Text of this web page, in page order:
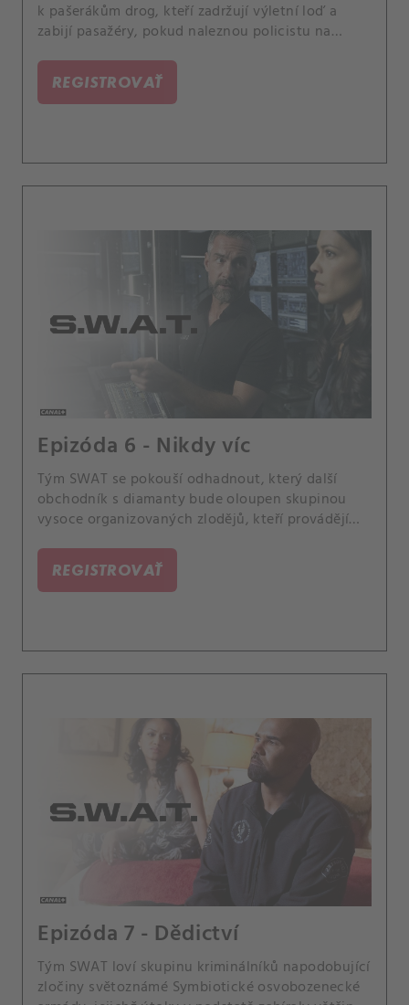
k pašerákům drog, kteří zadržují výletní loď a
zabijí pasažéry, pokud naleznou policistu na
akademii SWAT a zjistí, že rivalita je v ní mnohem
větší, než čekal, protože ze všech účastníků bude
REGISTROVAŤ
Epizóda 6 - Nikdy víc
Tým SWAT se pokouší odhadnout, který další
obchodník s diamanty bude oloupen skupinou
vysoce organizovaných zlodějů, kteří provádějí
zasažen smrtí podezřelého, vyhledá pomoc u své
matky Charice.
REGISTROVAŤ
Epizóda 7 - Dědictví
Tým SWAT loví skupinu kriminálníků napodobující
zločiny světoznámé Symbiotické osvobozenecké